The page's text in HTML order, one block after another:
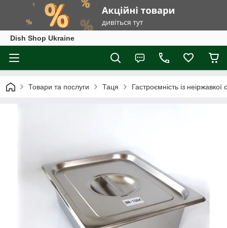
Dish Shop Ukraine
Товари та послуги Таця Гастроємність із